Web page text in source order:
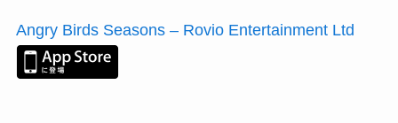
Angry Birds Seasons – Rovio Entertainment Ltd